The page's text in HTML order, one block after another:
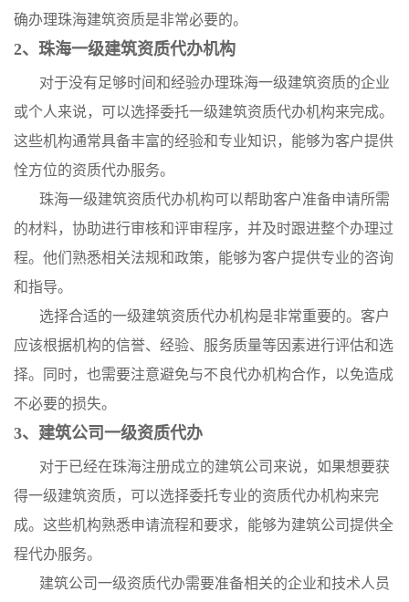
确办理珠海建筑资质是非常必要的。
2、珠海一级建筑资质代办机构
对于没有足够时间和经验办理珠海一级建筑资质的企业
或个人来说，可以选择委托一级建筑资质代办机构来完成。
这些机构通常具备丰富的经验和专业知识，能够为客户提供
恮方位的资质代办服务。
珠海一级建筑资质代办机构可以帮助客户准备申请所需
的材料，协助进行审核和评审程序，并及时跟进整个办理过
程。他们熟悉相关法规和政策，能够为客户提供专业的咨询
和指导。
选择合适的一级建筑资质代办机构是非常重要的。客户
应该根据机构的信誉、经验、服务质量等因素进行评估和选
择。同时，也需要注意避免与不良代办机构合作，以免造成
不必要的损失。
3、建筑公司一级资质代办
对于已经在珠海注册成立的建筑公司来说，如果想要获
得一级建筑资质，可以选择委托专业的资质代办机构来完
成。这些机构熟悉申请流程和要求，能够为建筑公司提供全
程代办服务。
建筑公司一级资质代办需要准备相关的企业和技术人员